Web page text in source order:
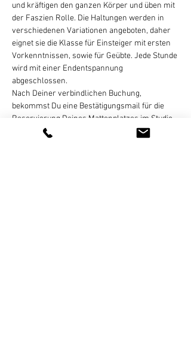
und kräftigen den ganzen Körper und üben mit
der Faszien Rolle. Die Haltungen werden in
verschiedenen Variationen angeboten, daher
eignet sie die Klasse für Einsteiger mit ersten
Vorkenntnissen, sowie für Geübte. Jede Stunde
wird mit einer Endentspannung
abgeschlossen.
Nach Deiner verbindlichen Buchung,
bekommst Du eine Bestätigungsmail für die
Reservierung Deines Mattenplatzes im Studio.
Die Bezahlung erfolgt dann per Überweisung,